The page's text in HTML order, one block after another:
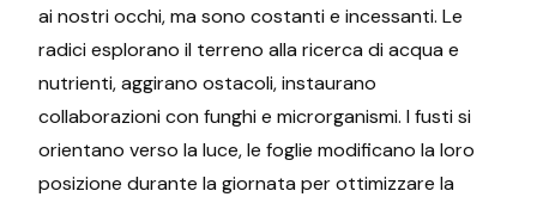
ai nostri occhi, ma sono costanti e incessanti. Le
radici esplorano il terreno alla ricerca di acqua e
nutrienti, aggirano ostacoli, instaurano
collaborazioni con funghi e microrganismi. I fusti si
orientano verso la luce, le foglie modificano la loro
posizione durante la giornata per ottimizzare la